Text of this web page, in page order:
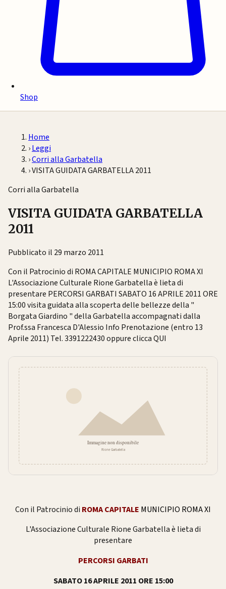
Shop
Home
›Leggi
›Corri alla Garbatella
›VISITA GUIDATA GARBATELLA 2011
Corri alla Garbatella
VISITA GUIDATA GARBATELLA
2011
Pubblicato il 29 marzo 2011
Con il Patrocinio di ROMA CAPITALE MUNICIPIO ROMA XI
L'Associazione Culturale Rione Garbatella è lieta di
presentare PERCORSI GARBATI SABATO 16 APRILE 2011 ORE
15:00 visita guidata alla scoperta delle bellezze della "
Borgata Giardino " della Garbatella accompagnati dalla
Prof.ssa Francesca D'Alessio Info Prenotazione (entro 13
Aprile 2011) Tel. 3391222430 oppure clicca QUI
Con il Patrocinio di ROMA CAPITALE MUNICIPIO ROMA XI
L'Associazione Culturale Rione Garbatella è lieta di
presentare
PERCORSI GARBATI
SABATO 16 APRILE 2011 ORE 15:00